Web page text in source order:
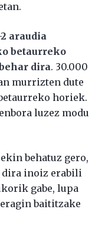
2 araudia
betaurreko
dira. 30.000
murrizten dute
horiek.
luzez modu
behatuz gero,
dira inoiz erabili
gabe, lupa
baititzake